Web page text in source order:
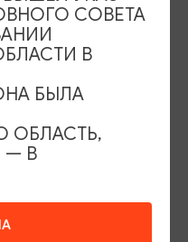
и праздничных и
55
СОВЕТА
В
БЫЛА
ОБЛАСТЬ,
— В